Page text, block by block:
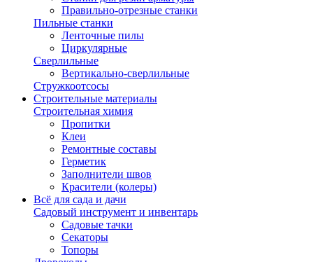
Правильно-отрезные станки
Пильные станки
Ленточные пилы
Циркулярные
Сверлильные
Вертикально-сверлильные
Стружкоотсосы
Строительные материалы
Строительная химия
Пропитки
Клеи
Ремонтные составы
Герметик
Заполнители швов
Красители (колеры)
Всё для сада и дачи
Садовый инструмент и инвентарь
Садовые тачки
Секаторы
Топоры